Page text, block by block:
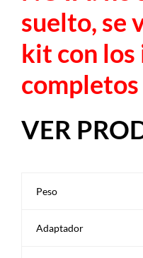
suelto, se
kit con los
VER
Peso
Adaptador